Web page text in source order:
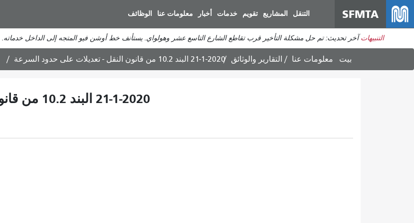
المحتوى
الرئيسي
SFMTA التنقل المشاريع تقويم خدمات أخبار معلومات عنا الوظائف
التنبيهات آخر تحديث: تم حل مشكلة التأخير قرب تقاطع الشارع التاسع عشر وهولواي. يستأنف خط أوشن فيو المتجه إلى الداخل خدماته.
بيت معلومات عنا التقارير والوثائق 21-1-2020 البند 10.2 من قانون النقل - تعديلات على حدود السرعة
21-1-2020 البند 10.2 من قانون النقل - تعديلات على حدود السرعة